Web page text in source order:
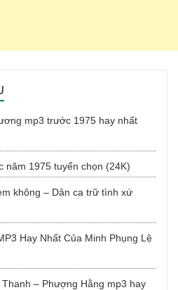
mp3 trước 1975 hay nhất
năm 1975 tuyển chọn (24K)
không – Dân ca trữ tình xứ
Hay Nhất Của Minh Phụng Lệ
– Phượng Hằng mp3 hay